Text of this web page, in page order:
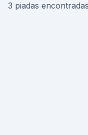
3 piadas